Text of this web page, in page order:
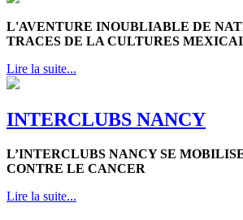
L'AVENTURE INOUBLIABLE DE
TRACES DE LA CULTURES
Lire la suite...
INTERCLUBS NANCY
L’INTERCLUBS NANCY SE
CONTRE LE CANCER
Lire la suite...